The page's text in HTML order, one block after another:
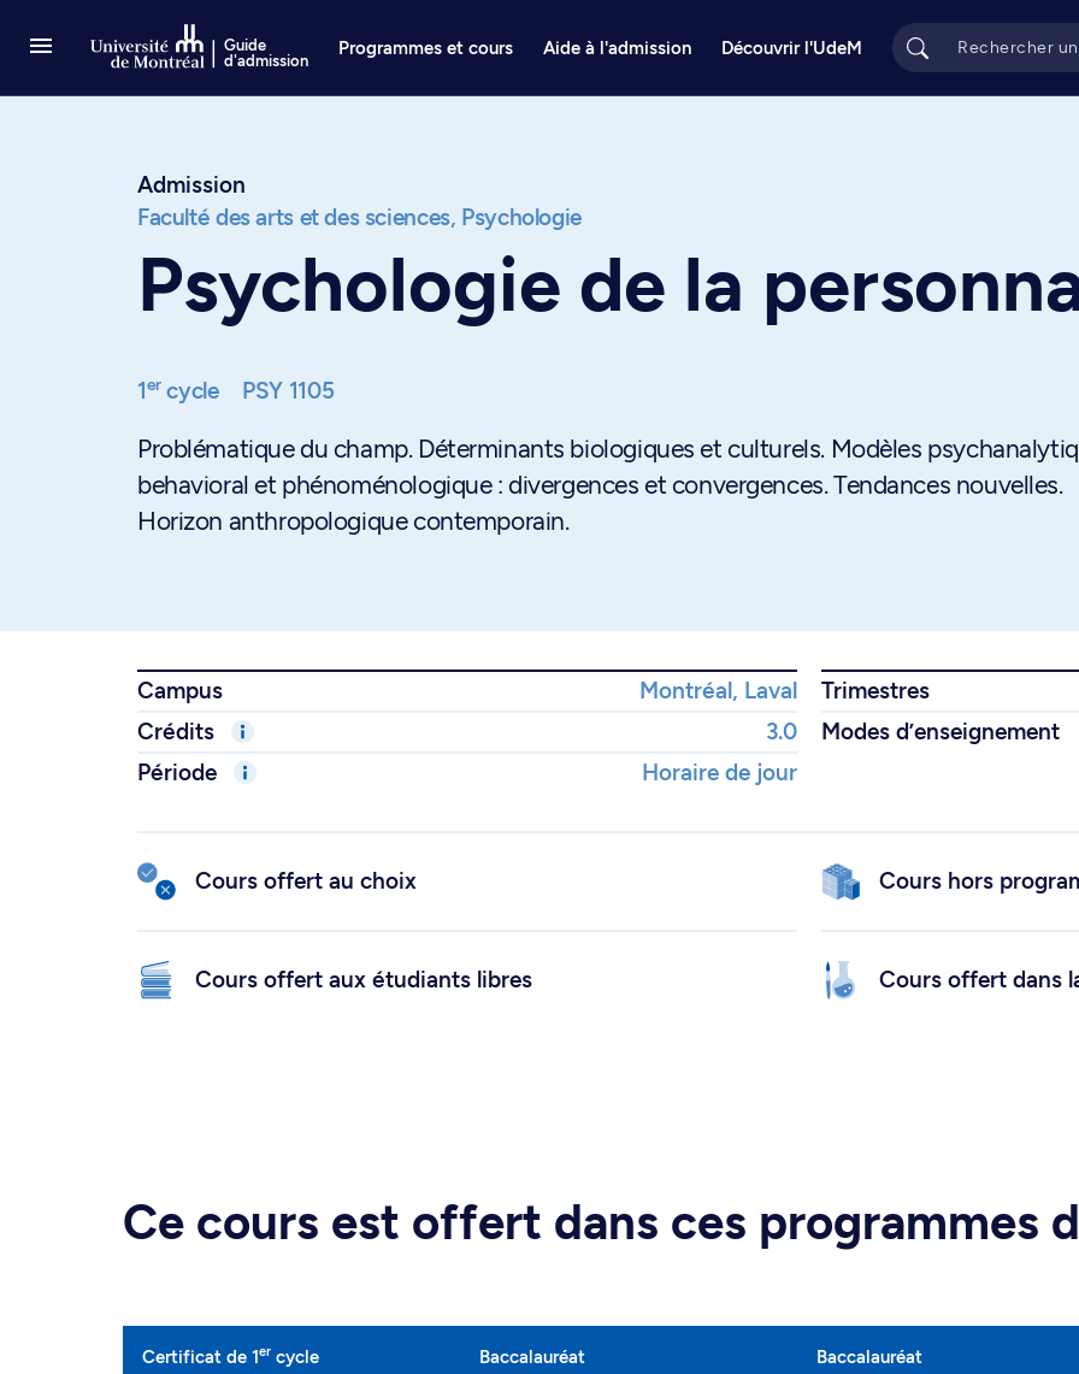
Guide
d'admission
Programmes et cours Aide à l'admission Découvrir l'UdeM
Admission
Faculté des arts et des sciences, Psychologie
Psychologie de la
1ercycle PSY 1105
Problématique du champ. Déterminants biologiques et culturels. Modèles
behavioral et phénoménologique : divergences et convergences. Tendances nouvelles.
Horizon anthropologique contemporain.
Campus Montréal, Laval Trimestres
Crédits
3.0 Modes d’enseignement
Période
Horaire de jour
Cours offert au choix Cours hors
Cours offert aux étudiants libres Cours offert dans
Ce cours est offert dans ces programmes
Certificat de 1er cycle Baccalauréat Baccalauréat